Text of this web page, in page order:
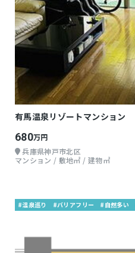
有馬温泉リゾートマンション
680万円
兵庫県神戸市北区
マンション / 敷地㎡ / 建物㎡
#温泉巡り #バリアフリー #自然多い